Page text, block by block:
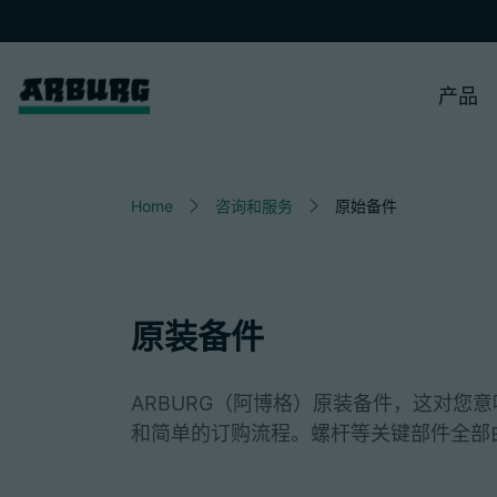
产品
Home 咨询和服务 原始备件
原装备件
ARBURG（阿博格）原装备件，这对您
和简单的订购流程。螺杆等关键部件全